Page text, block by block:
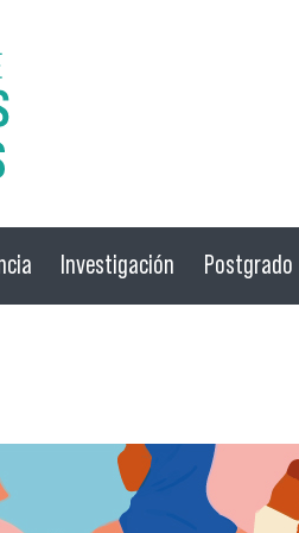
Investigación Postgrado